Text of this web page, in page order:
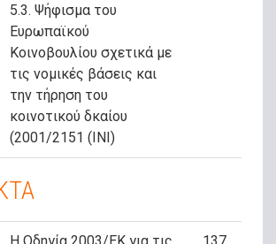
5.3. Ψήφισμα του
Ευρωπαϊκού
Κοινοβουλίου σχετικά με
τις νομικές βάσεις και
την τήρηση του
κοινοτικού δκαίου
(2001/2151 (ΙΝΙ)